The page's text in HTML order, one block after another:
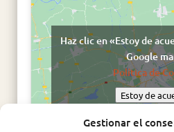
Gestionar el
Haz clic en «Estoy de
Google
Política de
Estoy de